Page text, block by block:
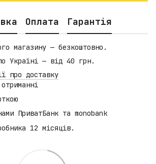
Оплата Гарантія
магазину — безкоштовно.
Україні — від 40 грн.
про доставку
ПриватБанк та monobank
12 місяців.